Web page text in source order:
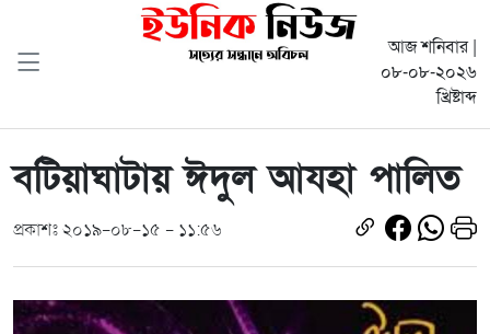
আজ শনিবার |
০৮-০৮-২০২৬
খ্রিষ্টাব্দ
বটিয়াঘাটায় ঈদুল আযহা পালিত
প্রকাশঃ ২০১৯-০৮-১৫ - ১১:৫৬